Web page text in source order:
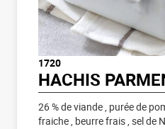
1720
HACHIS
26 % de viande , purée de
fraiche , beurre frais , sel de